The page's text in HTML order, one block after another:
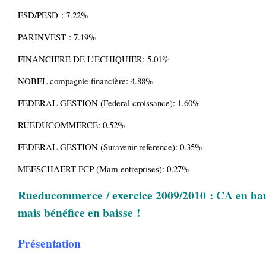
ESD/PESD : 7.22%
PARINVEST : 7.19%
FINANCIERE DE L’ECHIQUIER: 5.01%
NOBEL compagnie financière: 4.88%
FEDERAL GESTION (Federal croissance): 1.60%
RUEDUCOMMERCE: 0.52%
FEDERAL GESTION (Suravenir reference): 0.35%
MEESCHAERT FCP (Mam entreprises): 0.27%
Rueducommerce / exercice 2009/2010 : CA en
mais bénéfice en baisse !
Présentation